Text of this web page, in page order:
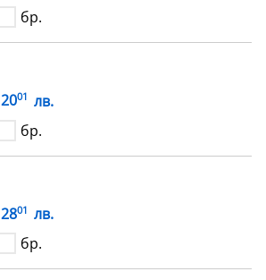
бр.
2001 лв.
бр.
2801 лв.
бр.